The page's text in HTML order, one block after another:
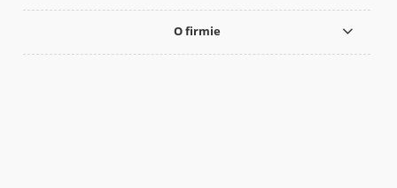
O firmie